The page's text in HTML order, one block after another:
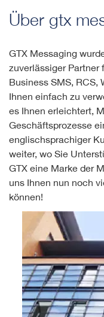
Über gtx
GTX Messaging
zuverlässiger Partner
Business SMS, RCS,
Ihnen einfach zu
es Ihnen erleichtert,
Geschäftsprozesse
englischsprachiger
weiter, wo Sie
GTX eine Marke der
uns Ihnen nun noch
können!